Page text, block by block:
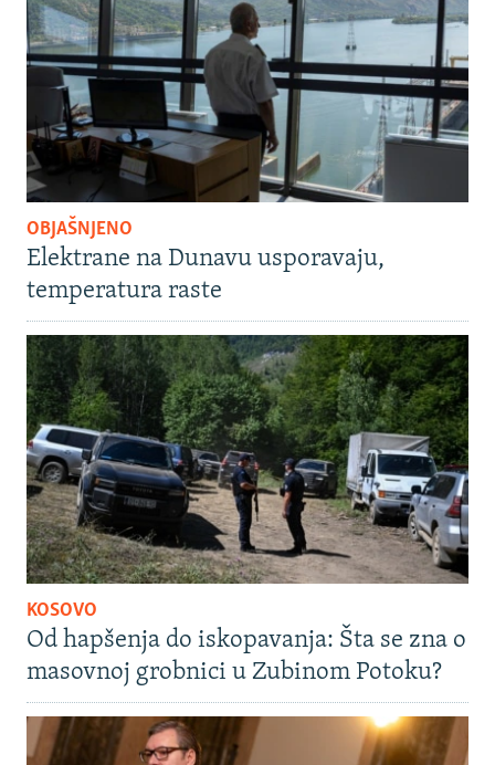
OBJAŠNJENO
Elektrane na Dunavu usporavaju,
temperatura raste
KOSOVO
Od hapšenja do iskopavanja: Šta se zna o
masovnoj grobnici u Zubinom Potoku?